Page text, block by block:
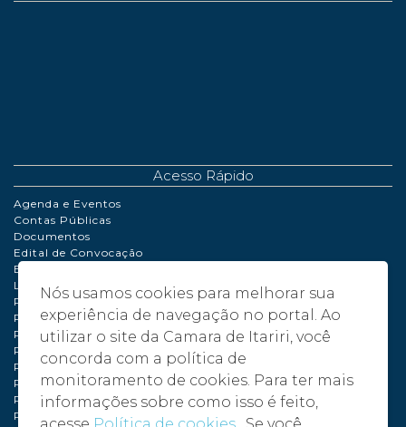
Nós usamos cookies para melhorar sua
experiência de navegação no portal. Ao
utilizar o site da Camara de Itariri, você
concorda com a política de
monitoramento de cookies. Para ter mais
informações sobre como isso é feito,
Acesso Rápido
Agenda e Eventos
Contas Públicas
Documentos
Edital de Convocação
Extrato de Contrato
LDO | LOA | PPA
Perguntas Frequentes
Políticas de Cookies
Portaria
Processo de Adiantamento
Relatório de Gestão Fiscal
Plano de compras anual – PCA - 2024
Plano de compras anual – PCA - 2025
Plano de compras anual – PCA - 2026